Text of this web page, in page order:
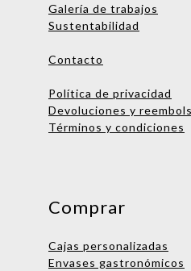
Galería de trabajos
Sustentabilidad
Contacto
Política de privacidad
Devoluciones y
Términos y condiciones
Comprar
Cajas personalizadas
Envases gastronómicos
Empresa
Email
Teléfono
Enviar
con una persona
a asignarte un
cuentas!